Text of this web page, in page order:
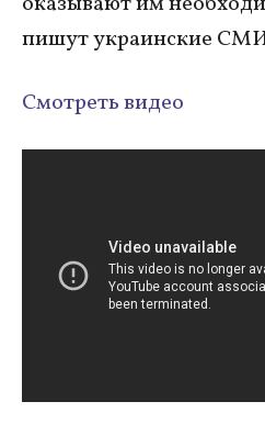
пишут украинские
Смотреть видео